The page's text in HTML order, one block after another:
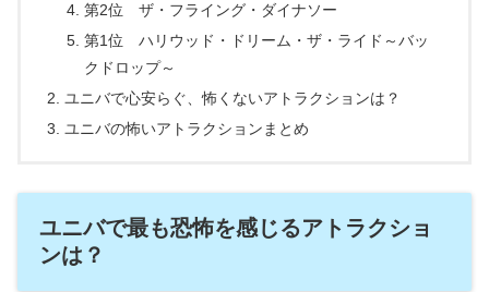
第2位 ザ・フライング・ダイナソー
第1位 ハリウッド・ドリーム・ザ・ライド～バッ
クドロップ～
ユニバで心安らぐ、怖くないアトラクションは？
ユニバの怖いアトラクションまとめ
ユニバで最も恐怖を感じるアトラクショ
ンは？